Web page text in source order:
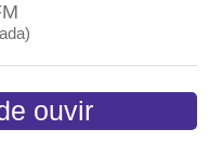
ouvir